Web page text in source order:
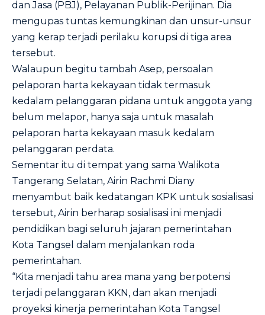
dan Jasa (PBJ), Pelayanan Publik-Perijinan. Dia
mengupas tuntas kemungkinan dan unsur-unsur
yang kerap terjadi perilaku korupsi di tiga area
tersebut.
Walaupun begitu tambah Asep, persoalan
pelaporan harta kekayaan tidak termasuk
kedalam pelanggaran pidana untuk anggota yang
belum melapor, hanya saja untuk masalah
pelaporan harta kekayaan masuk kedalam
pelanggaran perdata.
Sementar itu di tempat yang sama Walikota
Tangerang Selatan, Airin Rachmi Diany
menyambut baik kedatangan KPK untuk sosialisasi
tersebut, Airin berharap sosialisasi ini menjadi
pendidikan bagi seluruh jajaran pemerintahan
Kota Tangsel dalam menjalankan roda
pemerintahan.
“Kita menjadi tahu area mana yang berpotensi
terjadi pelanggaran KKN, dan akan menjadi
proyeksi kinerja pemerintahan Kota Tangsel